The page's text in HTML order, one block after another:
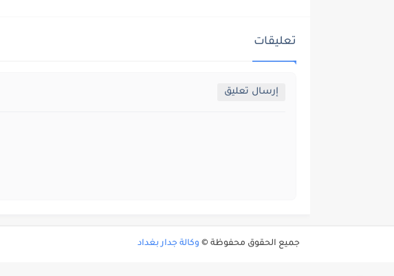
تعليقات
إرسال تعليق
جميع الحقوق محفوظة © وكالة جدار بغداد